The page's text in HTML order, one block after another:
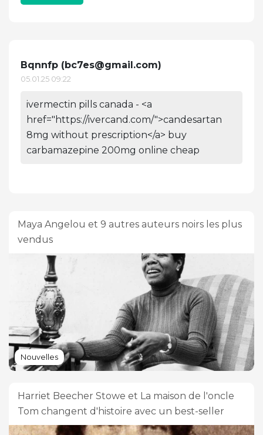
Bqnnfp (bc7es@gmail.com)
05.01.25 09:22
ivermectin pills canada - <a
href="https://ivercand.com/">candesartan
8mg without prescription</a> buy
carbamazepine 200mg online cheap
Maya Angelou et 9 autres auteurs noirs les plus
vendus
Nouvelles
Harriet Beecher Stowe et La maison de l'oncle
Tom changent d'histoire avec un best-seller